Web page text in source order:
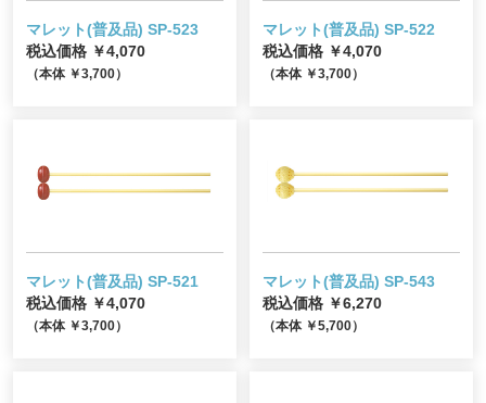
マレット(普及品) SP-523
税込価格 ￥4,070
（本体 ￥3,700）
マレット(普及品) SP-522
税込価格 ￥4,070
（本体 ￥3,700）
マレット(普及品) SP-521
税込価格 ￥4,070
（本体 ￥3,700）
マレット(普及品) SP-543
税込価格 ￥6,270
（本体 ￥5,700）